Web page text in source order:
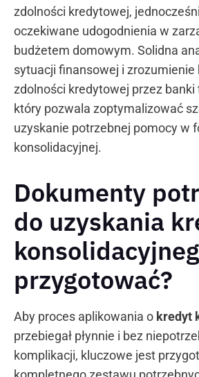
zdolności kredytowej,
oczekiwane udogodnienia w
budżetem domowym. Solidna
sytuacji finansowej i
zdolności kredytowej przez
który pozwala zoptymalizować
uzyskanie potrzebnej pomocy w
konsolidacyjnej.
Dokumenty
do uzyskania
przygotować?
Aby proces aplikowania o kredyt
przebiegał płynnie i bez
komplikacji, kluczowe jest